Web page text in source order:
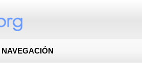
NAVEGACIÓN